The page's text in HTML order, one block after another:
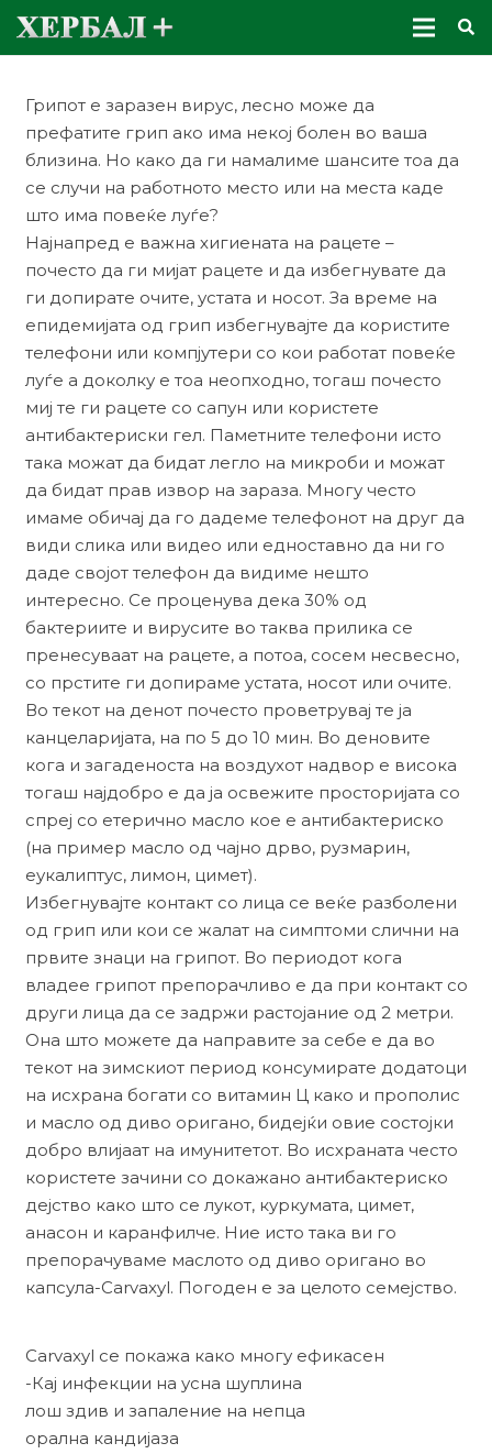
Грипот е заразен вирус, лесно може да
префатите грип ако има некој болен во ваша
близина. Но како да ги намалиме шансите тоа да
се случи на работното место или на места каде
што има повеќе луѓе?
Најнапред е важна хигиената на рацете –
почесто да ги мијат рацете и да избегнувате да
ги допирате очите, устата и носот. За време на
епидемијата од грип избегнувајте да користите
телефони или компјутери со кои работат повеќе
луѓе а доколку е тоа неопходно, тогаш почесто
миј те ги рацете со сапун или користете
антибактериски гел. Паметните телефони исто
така можат да бидат легло на микроби и можат
да бидат прав извор на зараза. Многу често
имаме обичај да го дадеме телефонот на друг да
види слика или видео или едноставно да ни го
даде својот телефон да видиме нешто
интересно. Се проценува дека 30% од
бактериите и вирусите во таква прилика се
пренесуваат на рацете, а потоа, сосем несвесно,
со прстите ги допираме устата, носот или очите.
Во текот на денот почесто проветрувај те ја
канцеларијата, на по 5 до 10 мин. Во деновите
кога и загаденоста на воздухот надвор е висока
тогаш најдобро е да ја освежите просторијата со
спреј со етерично масло кое е антибактериско
(на пример масло од чајно дрво, рузмарин,
еукалиптус, лимон, цимет).
Избегнувајте контакт со лица се веќе разболени
од грип или кои се жалат на симптоми слични на
првите знаци на грипот. Во периодот кога
владее грипот препорачливо е да при контакт со
други лица да се задржи растојание од 2 метри.
Она што можете да направите за себе е да во
текот на зимскиот период консумирате додатоци
на исхрана богати со витамин Ц како и прополис
и масло од диво оригано, бидејќи овие состојки
добро влијаат на имунитетот. Во исхраната често
користете зачини со докажано антибактериско
дејство како што се лукот, куркумата, цимет,
анасон и каранфилче. Ние исто така ви го
препорачуваме маслото од диво оригано во
капсула-Carvaxyl. Погоден е за целото семејство.
Carvaxyl се покажа како многу ефикасен
-Кај инфекции на усна шуплина
лош здив и запаление на непца
орална кандијаза